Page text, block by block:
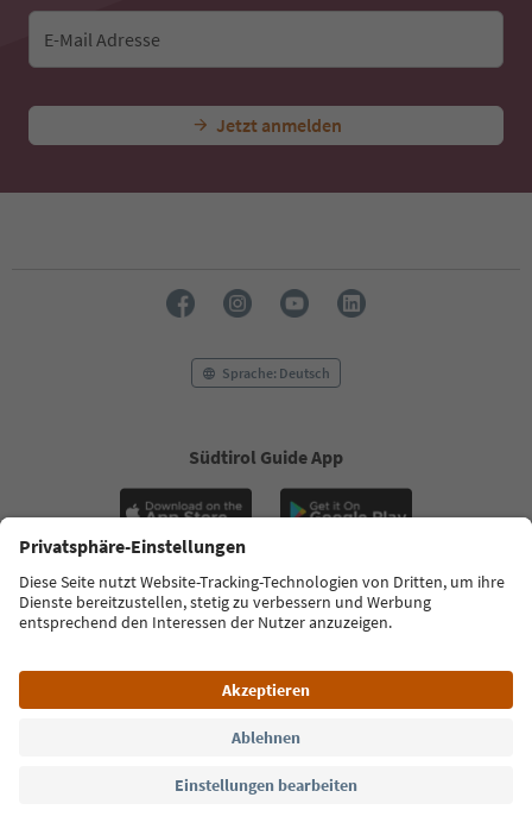
E-Mail Adresse
Jetzt anmelden
Sprache: Deutsch
Südtirol Guide App
FAQ Kontakt Presse MICE Datenschutzerklärung
Zugänglichkeitserklärung